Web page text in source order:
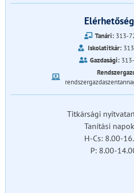
Tanári: 313-
Iskolatitkár:
Gazdasági:
Titkársági
Tanítási
H-Cs: 8.00-
P: 8.00-